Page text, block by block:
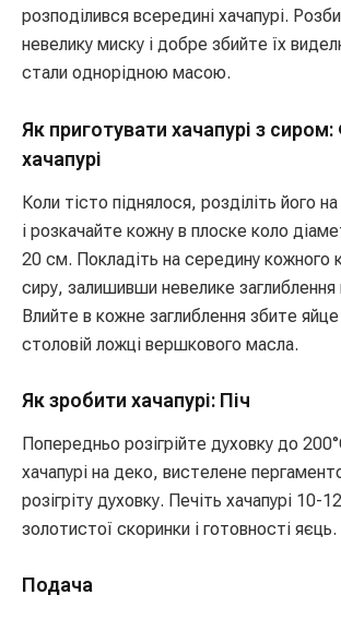
розподілився всередині хачапурі.
невелику миску і добре збийте їх
стали однорідною масою.
Як приготувати хачапурі з
хачапурі
Коли тісто піднялося, розділіть його на
і розкачайте кожну в плоске коло
20 см. Покладіть на середину кожного
сиру, залишивши невелике заглиблення
Влийте в кожне заглиблення збите
столовій ложці вершкового масла.
Як зробити хачапурі: Піч
Попередньо розігрійте духовку до
хачапурі на деко, вистелене
розігріту духовку. Печіть хачапурі 10-
золотистої скоринки і готовності яєць.
Подача